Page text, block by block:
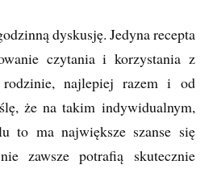
dyskusję. Jedyna recepta
czytania i korzystania z
najlepiej razem i od
że na takim indywidualnym,
to ma największe szanse się
zawsze potrafią skutecznie